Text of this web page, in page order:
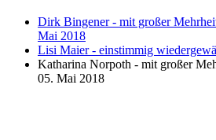
Dirk Bingener - mit großer
Mai 2018
Lisi Maier - einstimmig
Katharina Norpoth - mit großer
05. Mai 2018